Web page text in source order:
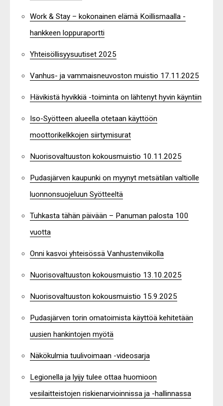
Work & Stay – kokonainen elämä Koillismaalla -
hankkeen loppuraportti
Yhteisöllisyysuutiset 2025
Vanhus- ja vammaisneuvoston muistio 17.11.2025
Hävikistä hyvikkiä -toiminta on lähtenyt hyvin käyntiin
Iso-Syötteen alueella otetaan käyttöön
moottorikelkkojen siirtymisurat
Nuorisovaltuuston kokousmuistio 10.11.2025
Pudasjärven kaupunki on myynyt metsätilan valtiolle
luonnonsuojeluun Syötteeltä
Tuhkasta tähän päivään – Panuman palosta 100
vuotta
Onni kasvoi yhteisössä Vanhustenviikolla
Nuorisovaltuuston kokousmuistio 13.10.2025
Nuorisovaltuuston kokousmuistio 15.9.2025
Pudasjärven torin omatoimista käyttöä kehitetään
uusien hankintojen myötä
Näkökulmia tuulivoimaan -videosarja
Legionella ja lyijy tulee ottaa huomioon
vesilaitteistojen riskienarvioinnissa ja -hallinnassa